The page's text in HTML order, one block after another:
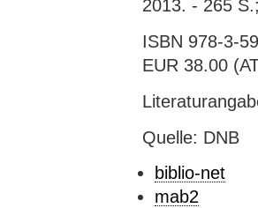
2013. - 265
ISBN 978-3-
EUR 38.00
Quelle: DNB
biblio-net
mab2